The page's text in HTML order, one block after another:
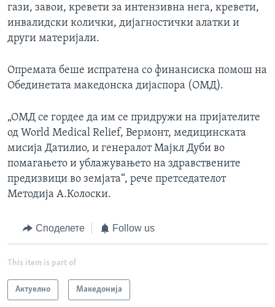
гази, завои, кревети за интензивна нега, кревети,
инвалидски колички, дијагностички алатки и
други материјали.
Опремата беше испратена со финансиска помош на
Обединетата македонска дијаспора (ОМД).
„ОМД се гордее да им се придружи на пријателите
од World Medical Relief, Вермонт, медицинската
мисија Датилио, и генералот Мајкл Дуби во
помагањето и ублажувањето на здравствените
предизвици во земјата“, рече претседателот
Методија А.Колоски.
Споделете Follow us
This item is part of
Актуелно Македонија